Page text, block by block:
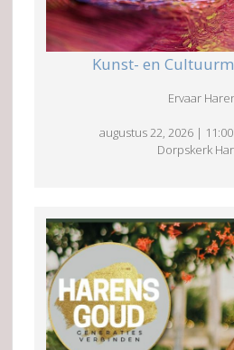
Kunst- en
Ervaar
augustus 22, 2026 |
Dorpskerk